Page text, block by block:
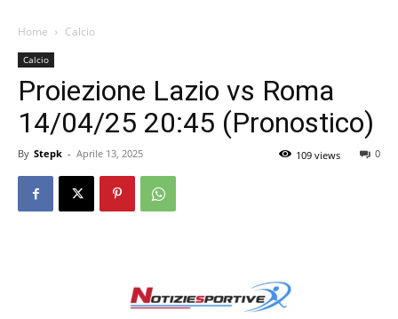
Home Calcio
Calcio
Proiezione Lazio vs Roma
14/04/25 20:45 (Pronostico)
By Stepk - Aprile 13, 2025 0
109 views